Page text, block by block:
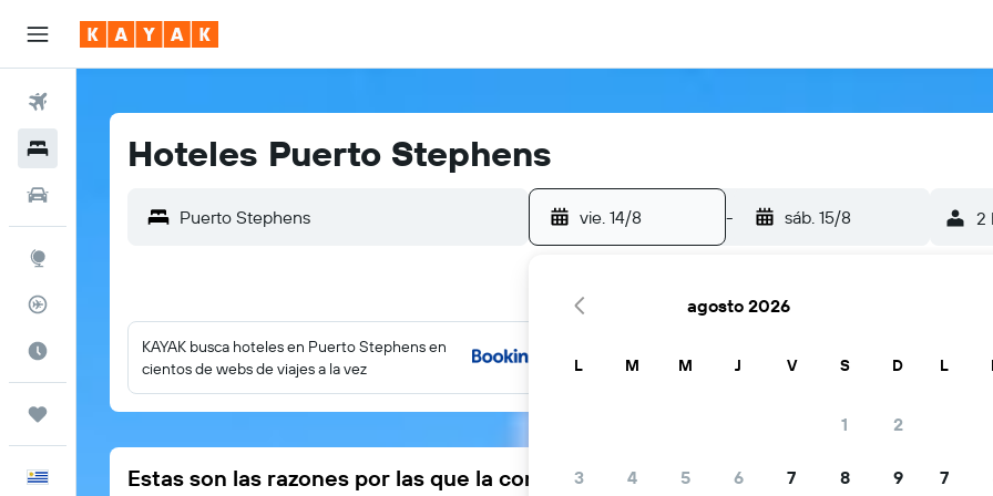
HotelesHoteles Puerto Stephens
vie. 14/8 - sáb. 15/8 2
KAYAK busca hoteles en Puerto Stephens en
cientos de webs de viajes a la vez
Estas son las razones por las que la comunidad viajera elige KAYAK
agosto 2026
L M M J V S D
1 2
3 4 5 6 7 8 9
L
7